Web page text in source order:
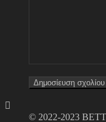
© 2022-2023